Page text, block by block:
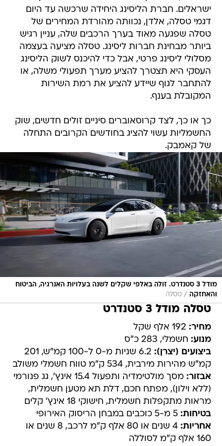
ישראלים. חברת הליסינג היחידה שרכשה עד היום
דגמי טסלה, אלדן, נכוותה מהורדת המחירים של
טסלה שפגעה מאוד בערך הרכבים שלה, עניין רגיש
ביותר מבחינת חברות ליסינג. טסלה מציעה בעצמה
מסלולי ליסינג פרטי, אבל כדי להיכנס לשוק הליסינג
העסקי היא תצטרך להציע מערך תפעולי משלה, או
להתחבר לגוף שיידע להציע את רמת השירות
המקובלת בענף.
כך או כך, לצד קרוסאוברים סיניים זולים חדשים, שוק
החשמליות עשוי להציג בחודשים הקרובים התחלה
של קאמבק.
מודל 3 סטנדרט. זולה באלפי שקלים לשנה בעלויות האנרגיה, הביטוח
והאחזקה / טסלה
טסלה מודל 3 סטנדרט
מחיר:
מנוע: חשמלי, 283 כ"ס
ביצועים (יצרן):
6.2 שניות מ-0 ל-100 קמ"ש, 201
קמ"ש מהירות מירבית, 534 ק"מ טווח חשמלי משולב
אבזור:
מסך מולטימדיה ותפעול 15.4 אינץ', גג פנורמי
(ללא וילון), מפתח חכם, דלת תא מטען חשמלית,
מראות מתקפלות חשמלית, חישוקי 18 אינץ' קלים
בטיחות: 5 מ-5 כוכבים במבחן הריסוק האירופי
אחריות:
4 שנים או 80 אלף ק"מ לרכב, 8 שנים או
160 אלף ק"מ לסוללה